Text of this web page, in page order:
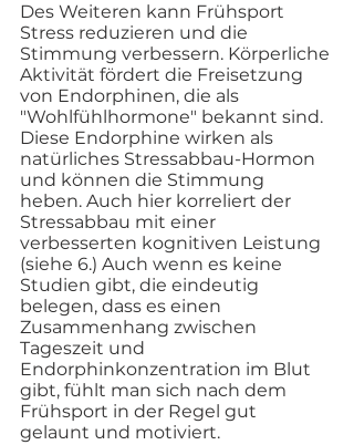
Des Weiteren kann Frühsport
Stress reduzieren und die
Stimmung verbessern. Körperliche
Aktivität fördert die Freisetzung
von Endorphinen, die als
"Wohlfühlhormone" bekannt sind.
Diese Endorphine wirken als
natürliches Stressabbau-Hormon
und können die Stimmung
heben. Auch hier korreliert der
Stressabbau mit einer
verbesserten kognitiven Leistung
(siehe 6.) Auch wenn es keine
Studien gibt, die eindeutig
belegen, dass es einen
Zusammenhang zwischen
Tageszeit und
Endorphinkonzentration im Blut
gibt, fühlt man sich nach dem
Frühsport in der Regel gut
gelaunt und motiviert.